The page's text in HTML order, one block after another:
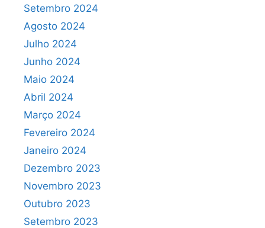
Setembro 2024
Agosto 2024
Julho 2024
Junho 2024
Maio 2024
Abril 2024
Março 2024
Fevereiro 2024
Janeiro 2024
Dezembro 2023
Novembro 2023
Outubro 2023
Setembro 2023